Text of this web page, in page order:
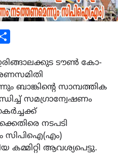
ടൗൺ കോ-
ബാങ്കിൻ്റെ സാമ്പത്തിക
സമഗ്രാന്വേഷണം
നടപടി
സിപിഐ(എം)
കമ്മിറ്റി ആവശ്യപെട്ടു.